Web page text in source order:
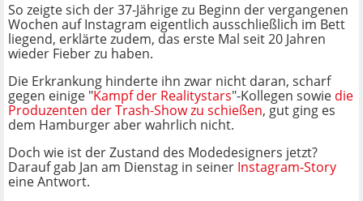
So zeigte sich der 37-Jährige zu Beginn der vergangenen
Wochen auf Instagram eigentlich ausschließlich im Bett
liegend, erklärte zudem, das erste Mal seit 20 Jahren
wieder Fieber zu haben.
Die Erkrankung hinderte ihn zwar nicht daran, scharf
gegen einige "Kampf der Realitystars"-Kollegen sowie die
Produzenten der Trash-Show zu schießen, gut ging es
dem Hamburger aber wahrlich nicht.
Doch wie ist der Zustand des Modedesigners jetzt?
Darauf gab Jan am Dienstag in seiner Instagram-Story
eine Antwort.